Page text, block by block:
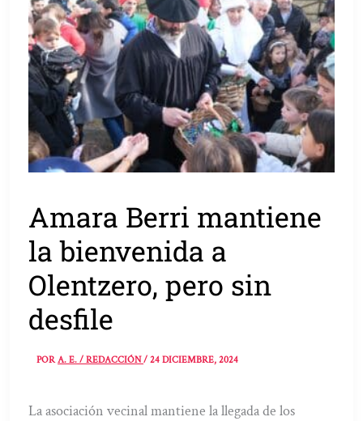
Amara Berri mantiene
la bienvenida a
Olentzero, pero sin
desfile
PORA. E. / REDACCIÓN/24 DICIEMBRE, 2024
La asociación vecinal mantiene la llegada de los